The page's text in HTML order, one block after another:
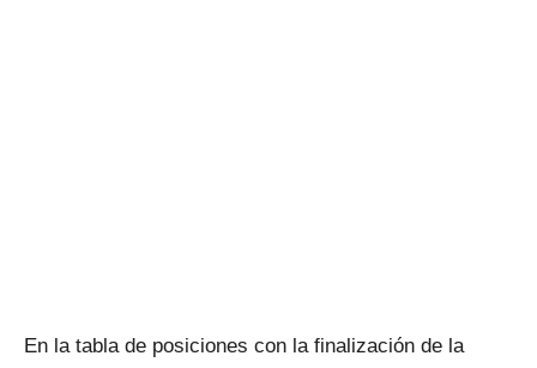
En la tabla de posiciones con la finalización de la